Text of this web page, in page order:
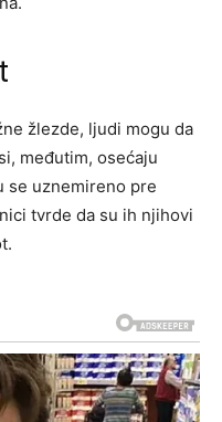
žlezde, ljudi mogu da
međutim, osećaju
se uznemireno pre
tvrde da su ih njihovi